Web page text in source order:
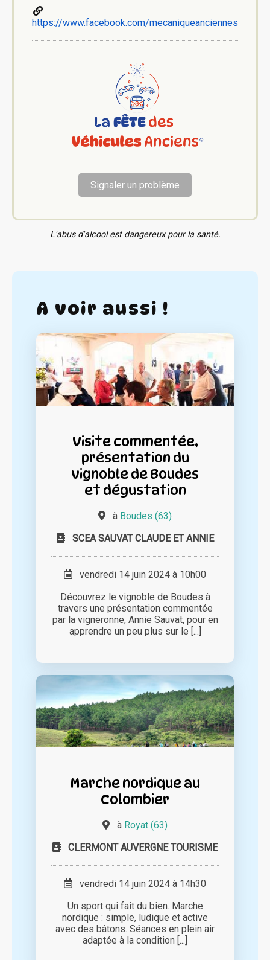
https://www.facebook.com/mecaniqueanciennes
Signaler un problème
L'abus d'alcool est dangereux pour la santé.
A voir aussi !
Visite commentée,
présentation du
vignoble de Boudes
et dégustation
à Boudes (63)
SCEA SAUVAT CLAUDE ET ANNIE
vendredi 14 juin 2024 à 10h00
Découvrez le vignoble de Boudes à
travers une présentation commentée
par la vigneronne, Annie Sauvat, pour en
apprendre un peu plus sur le [...]
Marche nordique au
Colombier
à Royat (63)
CLERMONT AUVERGNE TOURISME
vendredi 14 juin 2024 à 14h30
Un sport qui fait du bien. Marche
nordique : simple, ludique et active
avec des bâtons. Séances en plein air
adaptée à la condition [...]